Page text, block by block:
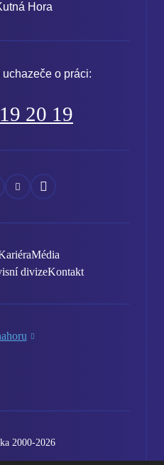
Hora
o práci:
20 19
Náš
YouTube
Náš
LinkedIn
Média
divizeKontakt
2000-2026